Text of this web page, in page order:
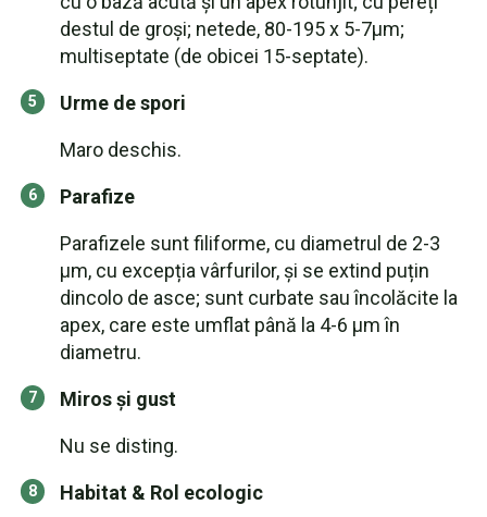
destul de groși; netede, 80-195 x 5-7µm;
multiseptate (de obicei 15-septate).
Urme de spori
Maro deschis.
Parafize
Parafizele sunt filiforme, cu diametrul de 2-3
µm, cu excepția vârfurilor, și se extind puțin
dincolo de asce; sunt curbate sau încolăcite la
apex, care este umflat până la 4-6 µm în
diametru.
Miros și gust
Nu se disting.
Habitat & Rol ecologic